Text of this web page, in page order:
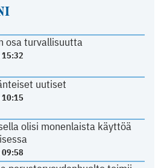
osa turvallisuutta
uutiset
olisi monenlaista käyttöä